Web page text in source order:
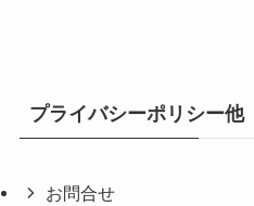
プライバシーポリシー他
お問合せ